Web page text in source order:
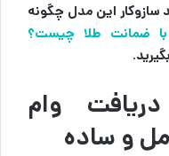
سازوکار این مدل چگونه
با ضمانت طلا چیست؟
وام
و ساده